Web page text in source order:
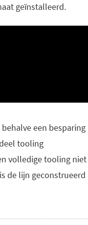
geïnstalleerd.
een besparing
tooling
volledige tooling niet
de lijn geconstrueerd